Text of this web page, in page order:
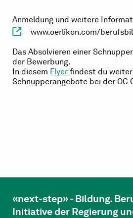
Anmeldung und weitere
www.oerlikon.com/
Das Absolvieren einer
der Bewerbung.
In diesem Flyer findest du
Schnupperangebote bei der OC
«next-step» - Bildung.
Initiative der Regierung